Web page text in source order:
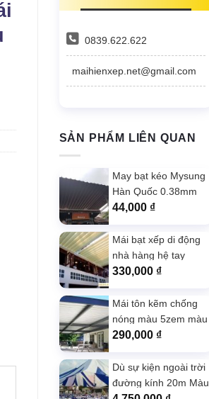
0839.622.622
maihienxep.net@gmail.com
SẢN PHẨM LIÊN QUAN
May bạt kéo Mysung
Hàn Quốc 0.38mm
màu xám giá tốt
44,000 ₫
Mái bạt xếp di động
nhà hàng hệ tay
quay màu Xám
330,000 ₫
Mái tôn kẽm chống
nóng màu 5zem màu
ghi chất lượng
290,000 ₫
Dù sự kiện ngoài trời
đường kính 20m Màu